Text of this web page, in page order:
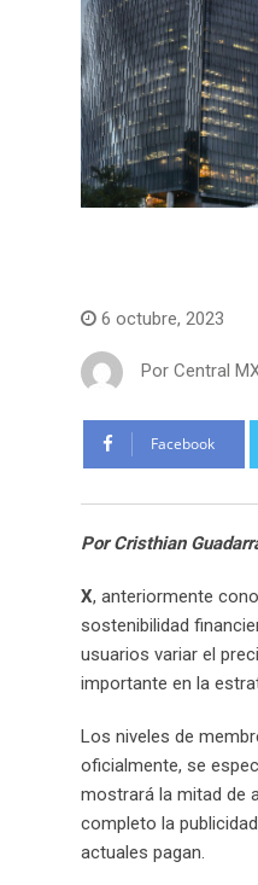
6 octubre, 2023
Por Central
Facebook
Por Cristhian
X, anteriormente
sostenibilidad
usuarios variar el
importante en la
Los niveles de
oficialmente, se
mostrará la mitad de
completo la
actuales pagan.